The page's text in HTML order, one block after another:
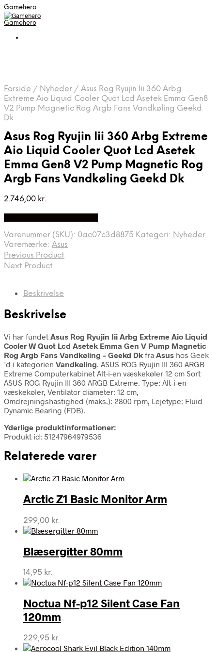
Gamehero
Gamehero
Forside / Nyheder / Asus Rog Ryujin Iii 360 Arbg
Extreme Aio Liquid Cooler Quot Lcd Asetek Emma Gen8
V2 Pump Magnetic Rog Argb Fans Vandkøling Geekd
Dk
Asus Rog Ryujin Iii 360 Arbg Extreme
Aio Liquid Cooler Quot Lcd Asetek
Emma Gen8 V2 Pump Magnetic Rog
Argb Fans Vandkøling Geekd Dk
2.746,00 kr.
Varenummer (SKU): 0ac07c3d8875 Kategori: Nyheder
Varemærke: Asus
Previous Product
Next Product
Beskrivelse
Beskrivelse
Vi har fundet Asus Rog Ryujin Iii Arbg Extreme Aio Liquid
Cooler W Quot Lcd Asetek Emma Gen V Pump Magnetic
Rog Argb Fans Vandkøling – Geekd Dk fra Asus hos Geek
´d i kategorien Vandkøling. ASUS ROG Ryujin III 360 ARGB
Extreme Computerkabinet Alt-i-en væskekøler 12 cm Sort
ASUS ROG Ryujin III 360 ARGB Extreme. Type: Alt-i-en
væskekøler, Ventilator diameter: 12 cm,
Omdrejningshastighed (maks.): 2800 rpm, Lejetype: Fluid
Dynamic Bearing (FDB).
Yderlige produktinformationer:
Produkt id: 51247964979536
Relaterede varer
Arctic Z1 Basic Monitor Arm
299,00 kr.
Blæsergitter 80mm
14,95 kr.
Noctua Nf-p12 Silent Case Fan
120mm
229,95 kr.